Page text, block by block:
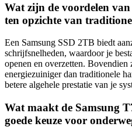
Wat zijn de voordelen
ten opzichte van
Een Samsung SSD 2TB biedt
schrijfsnelheden, waardoor je
openen en overzetten.
energiezuiniger dan traditionele
betere algehele prestatie van je
Wat maakt de Samsung
goede keuze voor